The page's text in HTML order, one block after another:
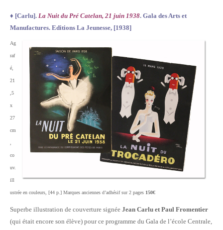
♦ [Carlu]. La Nuit du Pré Catelan, 21 juin 1938. Gala des Arts et
Manufactures. Editions La Jeunesse, [1938]
Ag
raf
é,
21
,5
x
27
cm
co
uv.
ill
ustrée en couleurs, [44 p.] Marques anciennes d’adhésif sur 2 pages 150€
Superbe illustration de couverture signée Jean Carlu et Paul Fromentier
(qui était encore son élève) pour ce programme du Gala de l’école Centrale,